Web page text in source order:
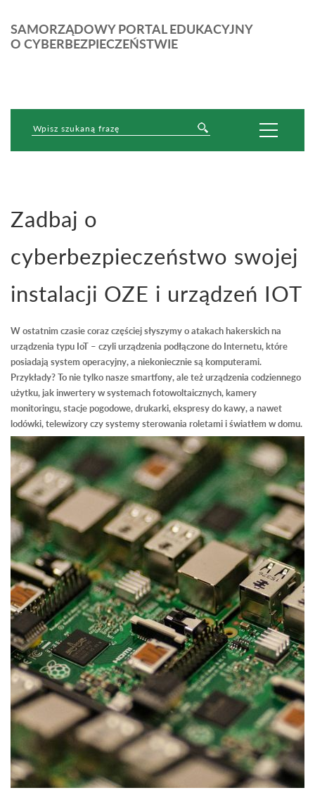
SAMORZĄDOWY PORTAL EDUKACYJNY
O CYBERBEZPIECZEŃSTWIE
Zadbaj o
cyberbezpieczeństwo swojej
instalacji OZE i urządzeń IOT
W ostatnim czasie coraz częściej słyszymy o atakach hakerskich na
urządzenia typu IoT – czyli urządzenia podłączone do Internetu, które
posiadają system operacyjny, a niekoniecznie są komputerami.
Przykłady? To nie tylko nasze smartfony, ale też urządzenia codziennego
użytku, jak inwertery w systemach fotowoltaicznych, kamery
monitoringu, stacje pogodowe, drukarki, ekspresy do kawy, a nawet
lodówki, telewizory czy systemy sterowania roletami i światłem w domu.